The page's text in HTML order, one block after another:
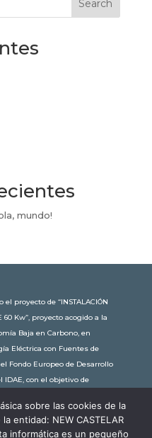
Search
mundo!
proyecto de “INSTALACIÓN
60 Kw”, proyecto acogido a la
Baja en Carbono, en
Eléctrica con Fuentes de
Fondo Europeo de Desarrollo
IDAE, con el objetivo de
instalada de 60kW, la
ahorra al planeta 34,79
sobre las cookies de la
entidad: NEW CASTELAR
informática es un pequeño